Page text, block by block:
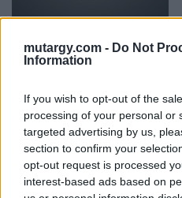
mutargy.com - Do Not
Information
If you wish to opt-out of the
processing of your personal or
targeted advertising by us,
section to confirm your
opt-out request is processed
interest-based ads based on
ÉKSZER, DRÁGAKŐ
au, ag, 1 smaragd cca.
14,5 ct, 36 gyém. cca.
1,0 ct, 14,8 g
Kikiáltási ár:100 000Ft
Aukció: